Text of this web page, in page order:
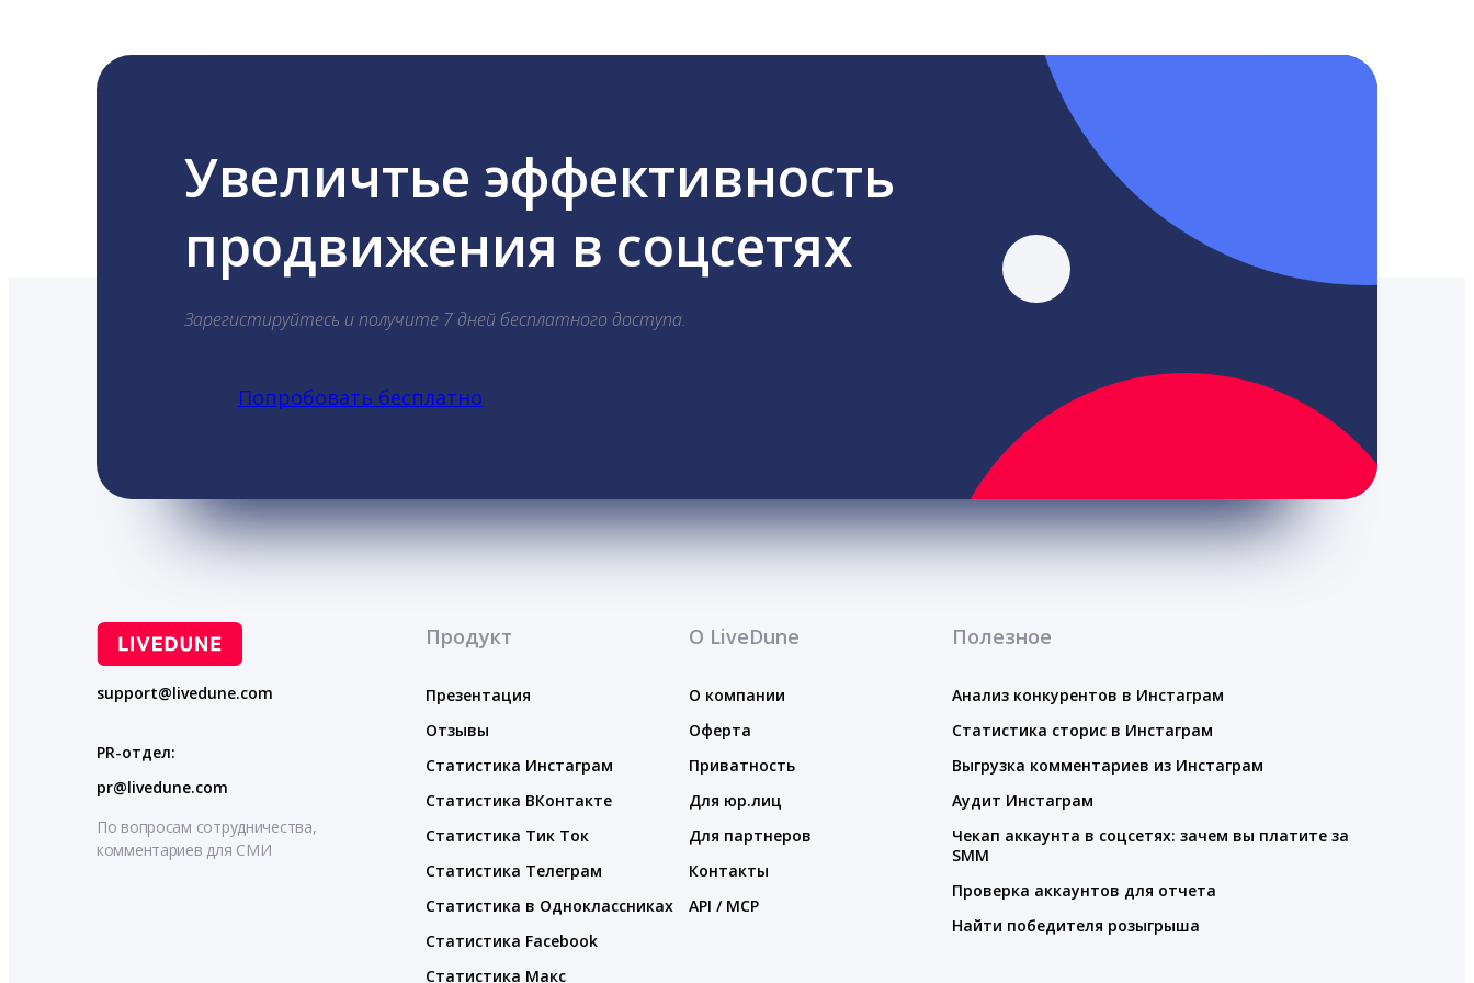
Увеличтье эффективность
продвижения в соцсетях
Зарегистируйтесь и получите 7 дней бесплатного доступа.
Попробовать бесплатно
support@livedune.com
PR-отдел:
pr@livedune.com
По вопросам сотрудничества,
комментариев для СМИ
Продукт
Презентация
Отзывы
Статистика Инстаграм
Статистика ВКонтакте
Статистика Тик Ток
Статистика Телеграм
Статистика в Одноклассниках
Статистика Facebook
Статистика Макс
О LiveDune
О компании
Оферта
Приватность
Для юр.лиц
Для партнеров
Контакты
API / MCP
Полезное
Анализ конкурентов в Инстаграм
Статистика сторис в Инстаграм
Выгрузка комментариев из Инстаграм
Аудит Инстаграм
Чекап аккаунта в соцсетях: зачем вы платите за
SMM
Проверка аккаунтов для отчета
Найти победителя розыгрыша